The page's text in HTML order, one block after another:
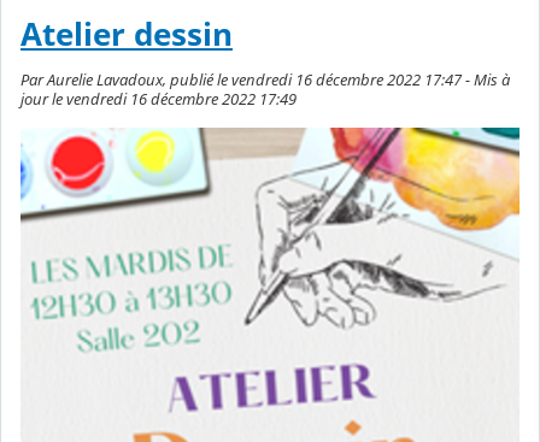
Atelier dessin
Par Aurelie Lavadoux, publié le vendredi 16 décembre 2022 17:47 - Mis à
jour le vendredi 16 décembre 2022 17:49